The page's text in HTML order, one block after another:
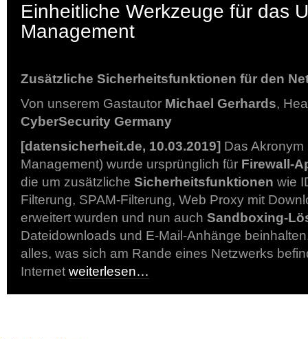
Einheitliche Werkzeuge für das
Management
Zusätzliche Sicherheitsfunktionen für den
Von unserem Gastautor Michael Gerhards,
CyberSecurity Germany
[datensicherheit.de, 10.03.2019] Das Akronym
Management) wurde ursprünglich für Firewall-
die um zusätzliche Sicherheitsfunktionen wie
Filterung, SPAM-Filterung, Web Proxy mit
erweitert wurden und nun auch Sandboxing-
Dateidownloads und E-Mail-Anhänge
alles, was sich am Rande eines Netzwerks
Internet weiterlesen…